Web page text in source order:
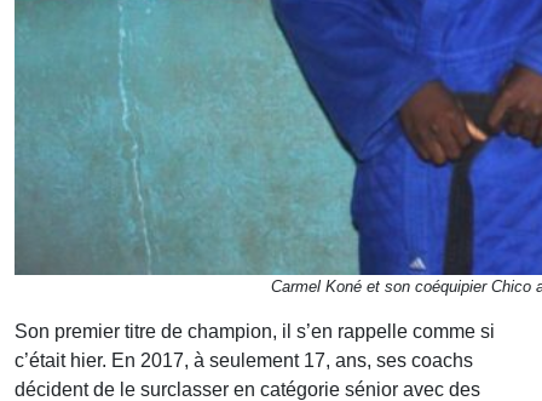
Carmel Koné et son coéquipier Chico
Son premier titre de champion, il s’en rappelle comme si
c’était hier. En 2017, à seulement 17, ans, ses coachs
décident de le surclasser en catégorie sénior avec des